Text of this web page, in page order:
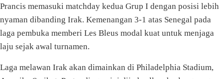
Prancis memasuki matchday kedua Grup I dengan posisi lebih
nyaman dibanding Irak. Kemenangan 3-1 atas Senegal pada
laga pembuka memberi Les Bleus modal kuat untuk menjaga
laju sejak awal turnamen.
Laga melawan Irak akan dimainkan di Philadelphia Stadium,